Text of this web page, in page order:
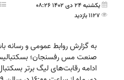
یکشنبه 24 دی 1402 08:26
به گزارش روابط عمومی و رسانه
صنعت مس رفسنجان؛